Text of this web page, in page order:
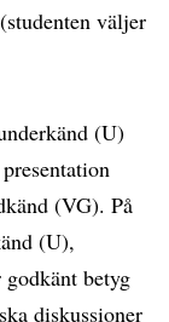
väljer
(U)
(VG). På
(U),
betyg
diskussioner